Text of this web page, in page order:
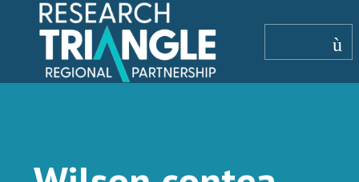
Salta al contenuto
menù